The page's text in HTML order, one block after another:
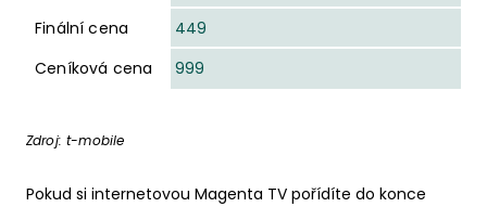
Finální cena
449
Ceníková cena
999
Zdroj:t-mobile
Pokud si internetovou Magenta TV pořídíte do konce